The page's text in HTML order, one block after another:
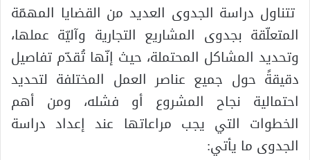
تتناول دراسة الجدوى العديد من القضايا المهمّة
المتعلّقة بجدوى المشاريع التجارية وآليّة عملها،
وتحديد المشاكل المحتملة، حيث إنّها تُقدّم تفاصيل
دقيقةً حول جميع عناصر العمل المختلفة لتحديد
احتمالية نجاح المشروع أو فشله، ومن أهم
الخطوات التي يجب مراعاتها عند إعداد دراسة
الجدوى ما يأتي: